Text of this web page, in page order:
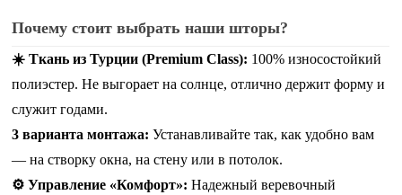
Почему стоит выбрать наши шторы?
☀️ Ткань из Турции (Premium Class): 100% износостойкий
полиэстер. Не выгорает на солнце, отлично держит форму и
служит годами.
3 варианта монтажа: Устанавливайте так, как удобно вам
— на створку окна, на стену или в потолок.
⚙️ Управление «Комфорт»: Надежный веревочный